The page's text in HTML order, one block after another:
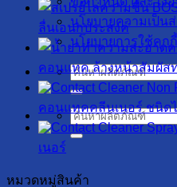
นโยบายความเป็น
นโยบายการใช้คุกกี้
ค้นหา:
ค้นหา:
ลื่นเอนกประสงค์
คอนแทค ล้างหน้าสัมผัส
คอนแทคคลีนเนอร์ ชนิด
เนอร์
หมวดหมู่สินค้า